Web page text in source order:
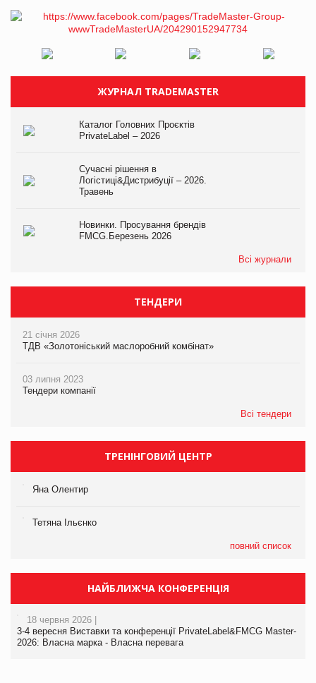
ЖУРНАЛ TRADEMASTER
Каталог Головних Проєктів
PrivateLabel – 2026
Сучасні рішення в
Логістиці&Дистрибуції – 2026.
Травень
Новинки. Просування брендів
FMCG.Березень 2026
Всі журнали
ТЕНДЕРИ
21 січня 2026
ТДВ «Золотоніський маслоробний комбінат»
03 липня 2023
Тендери компанії
Всі тендери
ТРЕНІНГОВИЙ ЦЕНТР
Яна Олентир
Тетяна Ільєнко
повний список
НАЙБЛИЖЧА КОНФЕРЕНЦІЯ
18 червня 2026 |
3-4 вересня Виставки та конференції PrivateLabel&FMCG Master-
2026: Власна марка - Власна перевага